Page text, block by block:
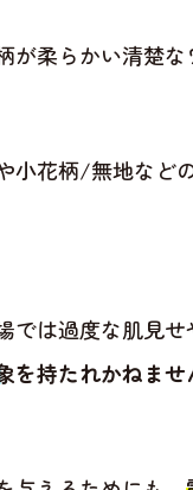
が柔らかい清楚な
小花柄/無地など
では過度な肌見
を持たれかねませ